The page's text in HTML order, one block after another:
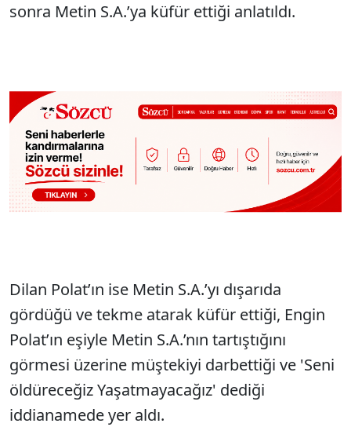
sonra Metin S.A.’ya küfür ettiği anlatıldı.
Dilan Polat’ın ise Metin S.A.’yı dışarıda
gördüğü ve tekme atarak küfür ettiği, Engin
Polat’ın eşiyle Metin S.A.’nın tartıştığını
görmesi üzerine müştekiyi darbettiği ve 'Seni
öldüreceğiz Yaşatmayacağız' dediği
iddianamede yer aldı.